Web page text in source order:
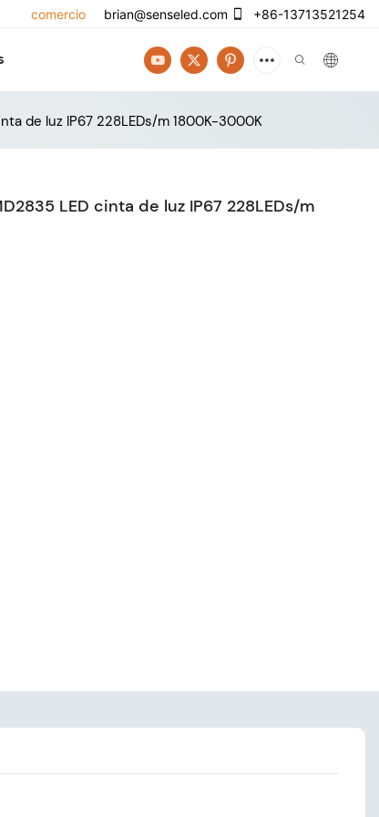
comercio brian@senseled.com +86-13713521254
de luz IP67 228LEDs/m 1800K-3000K
LED cinta de luz IP67 228LEDs/m